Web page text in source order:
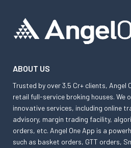
ABOUT US
Trusted by over 3.5 Cr+ clients, Angel
retail full-service broking houses. We
innovative services, including online
advisory, margin trading facility,
orders, etc. Angel One App is a
such as basket orders, GTT orders,